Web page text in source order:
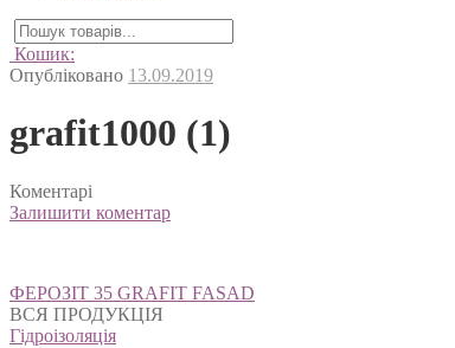
Кошик:
Опубліковано 13.09.2019
grafit1000 (1)
Коментарі
Залишити коментар
Навігація
записів
ФЕРОЗІТ 35 GRAFIT FASAD
ВСЯ ПРОДУКЦІЯ
Гідроізоляція